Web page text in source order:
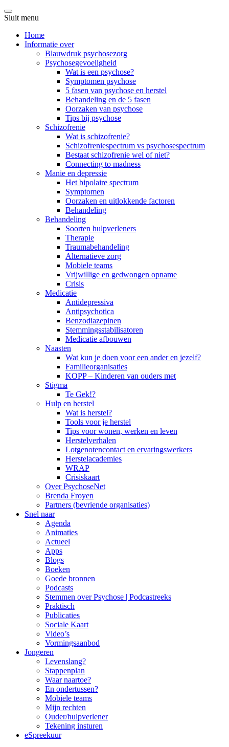
Sluit menu
Home
Informatie over
Blauwdruk psychosezorg
Psychosegevoeligheid
Wat is een psychose?
Symptomen psychose
5 fasen van psychose en herstel
Behandeling en de 5 fasen
Oorzaken van psychose
Tips bij psychose
Schizofrenie
Wat is schizofrenie?
Schizofreniespectrum vs psychosespectrum
Bestaat schizofrenie wel of niet?
Connecting to madness
Manie en depressie
Het bipolaire spectrum
Symptomen
Oorzaken en uitlokkende factoren
Behandeling
Behandeling
Soorten hulpverleners
Therapie
Traumabehandeling
Alternatieve zorg
Mobiele teams
Vrijwillige en gedwongen opname
Crisis
Medicatie
Antidepressiva
Antipsychotica
Benzodiazepinen
Stemmingsstabilisatoren
Medicatie afbouwen
Naasten
Wat kun je doen voor een ander en jezelf?
Familieorganisaties
KOPP – Kinderen van ouders met
Stigma
Te Gek!?
Hulp en herstel
Wat is herstel?
Tools voor je herstel
Tips voor wonen, werken en leven
Herstelverhalen
Lotgenotencontact en ervaringswerkers
Herstelacademies
WRAP
Crisiskaart
Over PsychoseNet
Brenda Froyen
Partners (bevriende organisaties)
Snel naar
Agenda
Animaties
Actueel
Apps
Blogs
Boeken
Goede bronnen
Podcasts
Stemmen over Psychose | Podcastreeks
Praktisch
Publicaties
Sociale Kaart
Video’s
Vormingsaanbod
Jongeren
Levenslang?
Stappenplan
Waar naartoe?
En ondertussen?
Mobiele teams
Mijn rechten
Ouder/hulpverlener
Tekening insturen
eSpreekuur